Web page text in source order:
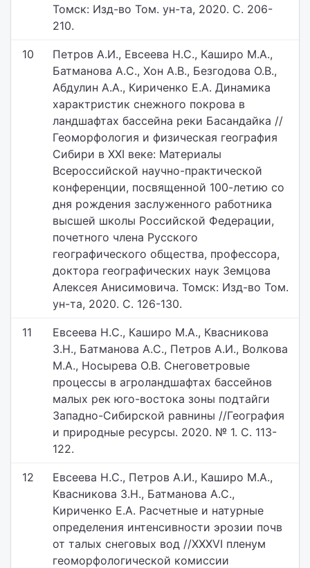
Томск: Изд-во Том. ун-та, 2020. С. 206-
210.
10
Петров А.И., Евсеева Н.С., Каширо М.А.,
Батманова А.С., Хон А.В., Безгодова О.В.,
Абдулин А.А., Кириченко Е.А. Динамика
характристик снежного покрова в
ландшафтах бассейна реки Басандайка //
Геоморфология и физическая география
Сибири в XXI веке: Материалы
Всероссийской научно-практической
конференции, посвященной 100-летию со
дня рождения заслуженного работника
высшей школы Российской Федерации,
почетного члена Русского
географического общества, профессора,
доктора географических наук Земцова
Алексея Анисимовича. Томск: Изд-во Том.
ун-та, 2020. С. 126-130.
11
Евсеева Н.С., Каширо М.А., Квасникова
З.Н., Батманова А.С., Петров А.И., Волкова
М.А., Носырева О.В. Снеговетровые
процессы в агроландшафтах бассейнов
малых рек юго-востока зоны подтайги
Западно-Сибирской равнины //География
и природные ресурсы. 2020. № 1. С. 113-
122.
12
Евсеева Н.С., Петров А.И., Каширо М.А.,
Квасникова З.Н., Батманова А.С.,
Кириченко Е.А. Расчетные и натурные
определения интенсивности эрозии почв
от талых снеговых вод //XXXVI пленум
геоморфологической комиссии